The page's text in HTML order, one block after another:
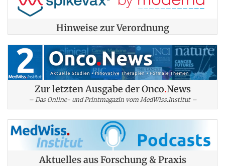
Hinweise zur Verordnung
Zur letzten Ausgabe der Onco.News
– Das Online- und Printmagazin vom MedWiss.Institut –
Aktuelles aus Forschung & Praxis